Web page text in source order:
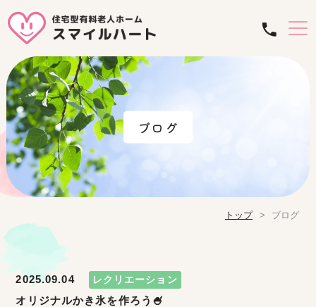
ブログ
トップ ブログ
2025.09.04 レクリエーション
オリジナルかき氷を作ろう🍧